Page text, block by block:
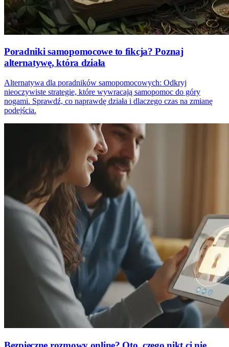
Poradniki samopomocowe to fikcja? Poznaj
alternatywę, która działa
Alternatywa dla poradników samopomocowych: Odkryj
nieoczywiste strategie, które wywracają samopomoc do góry
nogami. Sprawdź, co naprawdę działa i dlaczego czas na zmianę
podejścia.